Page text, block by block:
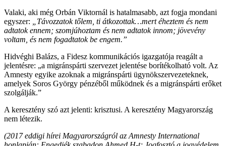
Valaki, aki még Orbán Viktornál is hatalmasabb, azt fogja mondani
egyszer:
„Távozzatok tőlem, ti átkozottak…mert éheztem és nem
adtatok ennem; szomjúhoztam és nem adtatok innom; jövevény
voltam, és nem fogadtatok be engem.”
Hidvéghi Balázs, a Fidesz kommunikációs igazgatója reagált a
jelentésre: „a migránspárti szervezet jelentése borítékolható volt. Az
Amnesty egyike azoknak a migránspárti ügynökszervezeteknek,
amelyek Soros György pénzéből működnek és a migránspárti erőket
szolgálják.”
A keresztény szó azt jelenti: krisztusi. A keresztény Magyarország
nem létezik.
(2017 eddigi hírei Magyarországról az Amnesty International